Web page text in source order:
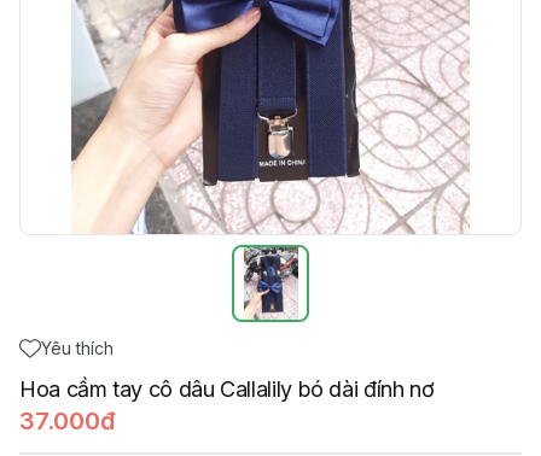
Yêu thích
Hoa cầm tay cô dâu Callalily bó dài đính nơ
37.000đ